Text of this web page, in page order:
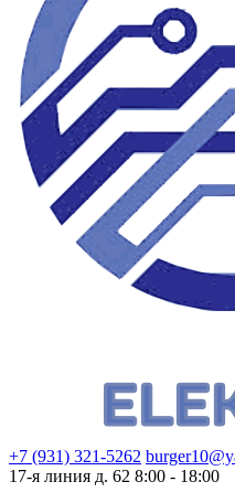
+7 (931) 321-5262
17-я линия д. 62 8:00 - 18:00